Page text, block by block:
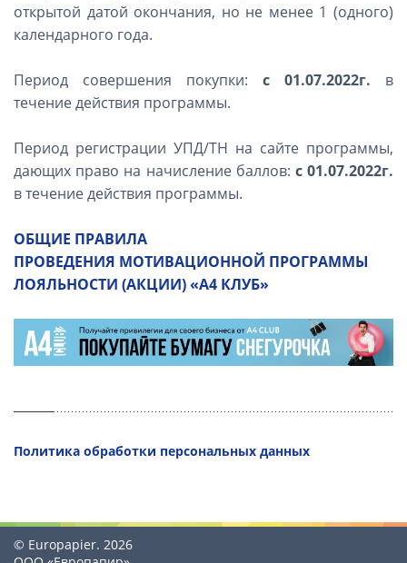
открытой датой окончания, но не менее 1 (одного)
календарного года.
Период совершения покупки: с 01.07.2022г. в
течение действия программы.
Период регистрации УПД/ТН на сайте программы,
дающих право на начисление баллов: с 01.07.2022г.
в течение действия программы.
ОБЩИЕ ПРАВИЛА
ПРОВЕДЕНИЯ МОТИВАЦИОННОЙ ПРОГРАММЫ
ЛОЯЛЬНОСТИ (АКЦИИ) «А4 КЛУБ»
Политика обработки персональных данных
© Europapier. 2026